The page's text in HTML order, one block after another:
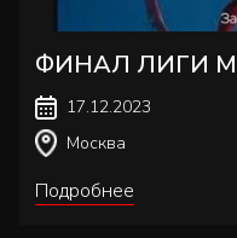
ФИНАЛ ЛИГИ
17.12.2023
Москва
Подробнее